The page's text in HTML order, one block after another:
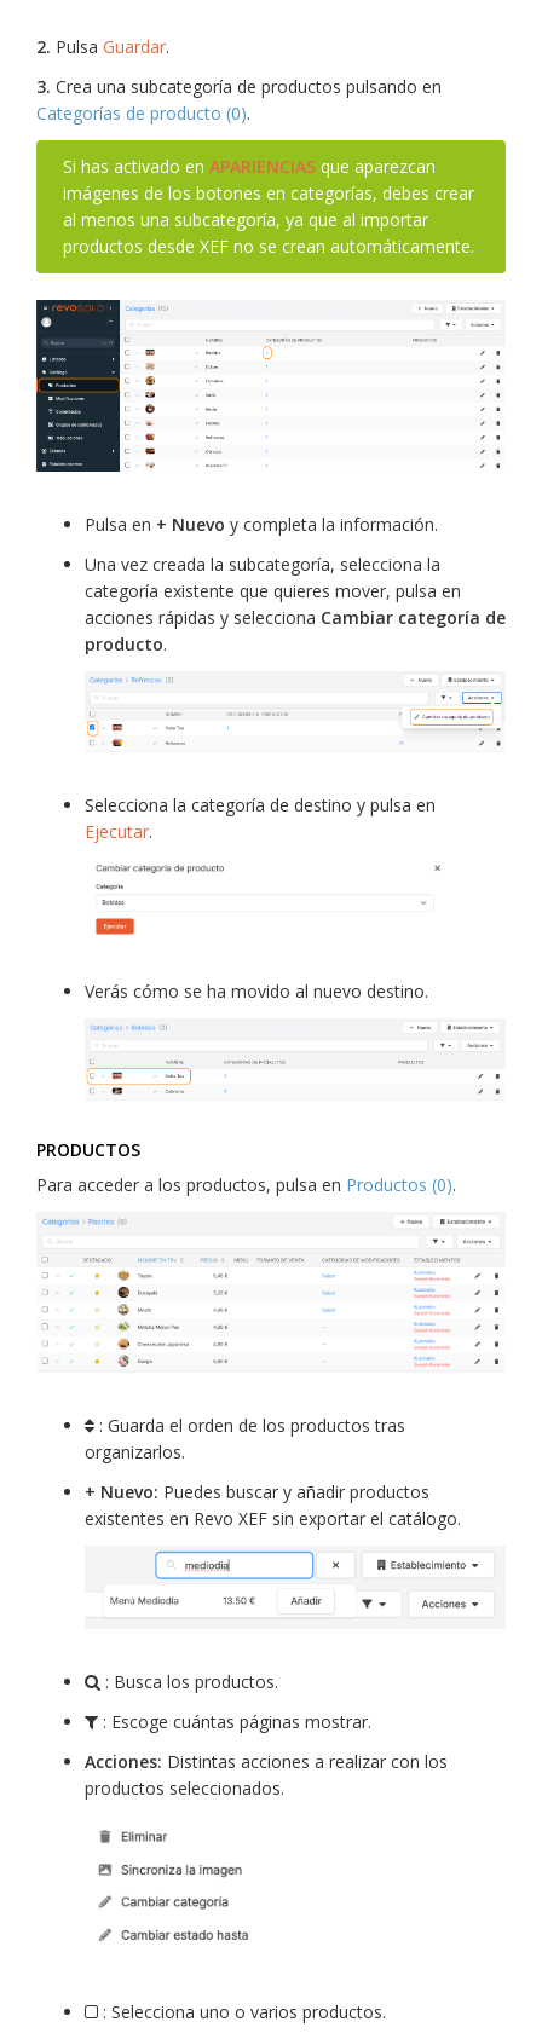
2. Pulsa Guardar.
3. Crea una subcategoría de productos pulsando en
Categorías de producto (0).
Si has activado en APARIENCIAS que aparezcan
imágenes de los botones en categorías, debes crear
al menos una subcategoría, ya que al importar
productos desde XEF no se crean automáticamente.
Pulsa en + Nuevo y completa la información.
Una vez creada la subcategoría, selecciona la
categoría existente que quieres mover, pulsa en
acciones rápidas y selecciona Cambiar categoría de
producto.
Selecciona la categoría de destino y pulsa en
Ejecutar.
Verás cómo se ha movido al nuevo destino.
PRODUCTOS
Para acceder a los productos, pulsa en Productos (0).
: Guarda el orden de los productos tras
organizarlos.
+ Nuevo: Puedes buscar y añadir productos
existentes en Revo XEF sin exportar el catálogo.
: Busca los productos.
: Escoge cuántas páginas mostrar.
Acciones: Distintas acciones a realizar con los
productos seleccionados.
: Selecciona uno o varios productos.